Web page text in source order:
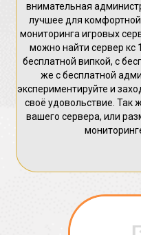
внимательная
лучшее для комфортной
мониторинга игровых
можно найти сервер кс
бесплатной випкой, с
же с бесплатной
экспериментируйте и
своё удовольствие. Так
вашего сервера, или